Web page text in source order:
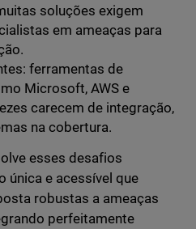
soluções exigem
em ameaças para
ferramentas de
Microsoft, AWS e
carecem de integração,
na cobertura.
esses desafios
única e acessível que
robustas a ameaças
perfeitamente